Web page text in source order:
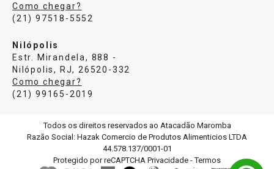
Como chegar?
(21) 97518-5552
Nilópolis
Estr. Mirandela, 888 -
Nilópolis, RJ, 26520-332
Como chegar?
(21) 99165-2019
Todos os direitos reservados ao Atacadão Maromba
Razão Social: Hazak Comercio de Produtos Alimenticios LTDA
44.578.137/0001-01
Protegido por reCAPTCHA Privacidade -Termos